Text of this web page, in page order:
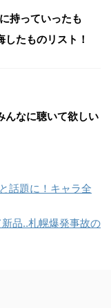
持っていったも
たものリスト！
んなに聴いて欲しい
話題に！キャラ全
新品‥札幌爆発事故の